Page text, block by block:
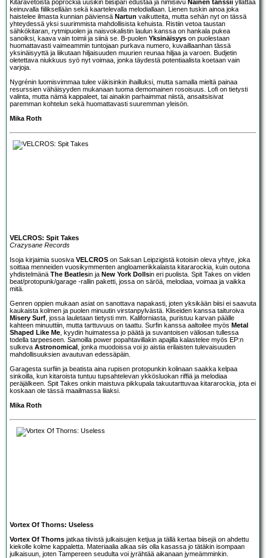
Kitaravetoista poprockia uusikin biisipari edustaa ja nimisiivu Nainen tanssii yllättää
keinuvalla fiiliksellään sekä kaartelevalla melodiallaan. Lienen tuskin ainoa joka
haistelee ilmasta kunnian päiviensä Nartun vaikutteita, mutta sehän nyt on tässä
yhteydessä yksi suurimmista mahdollisista kehuista. Ristiin vetoa taustan
sähkökitaran, rytmipuolen ja naisvokalistin laulun kanssa on hankala pukea
sanoiksi, kaava vain toimii ja siinä se. B-puolen Yksinäisyys on puolestaan
huomattavasti vaimeammin tuntojaan purkava numero, kuvaillaanhan tässä
yksinäisyyttä ja liikutaan hiljaisuuden muurien reunaa hiljaa ja varoen. Budjetin
oletettava niukkuus syö nyt voimaa, jonka täydestä potentiaalista koetaan vain
varjoja.
Nygrénin luomisvimmaa tulee väkisinkin ihailluksi, mutta samalla mieltä painaa
resurssien vähäisyyden mukanaan tuoma demomainen rosoisuus. Lofi on tietysti
valinta, mutta nämä kappaleet, tai ainakin parhaimmat niistä, ansaitsisivat
paremman kohtelun sekä huomattavasti suuremman yleisön.
Mika Roth
VELCROS: Spit Takes
Crazysane Records
Isoja kirjaimia suosiva VELCROS on Saksan Leipzigistä kotoisin oleva yhtye, joka
soittaa menneiden vuosikymmenten angloamerikkalaista kitararockia, kuin outona
yhdistelmänä The Beatlesin ja New York Dollsin eri puolista. Spit Takes on viiden
beat/protopunk/garage -rallin paketti, jossa on säröä, melodiaa, voimaa ja vaikka
mitä.
Genren oppien mukaan asiat on sanottava napakasti, joten yksikään biisi ei saavuta
kaukaista kolmen ja puolen minuutin virstanpylvästä. Kliseiden kanssa taituroiva
Misery Surf , jossa lauletaan tietysti mm. Kaliforniasta, puristuu karvan päälle
kahteen minuuttiin, mutta tarttuvuus on taattu. Surfin kanssa aaltoilee myös Metal
Shaped Like Me , kyydin huimatessa jo päätä ja suvantoisen väliosan tullessa
todella tarpeeseen. Samoilla power popahtavillakin apajilla kalastelee myös EP:n
sulkeva Astronomical , jonka muodoissa voi jo aistia erilaisten tulevaisuuden
mahdollisuuksien avautuvan edessäpäin.
Garagesta surfiin ja beatista aina rupisen protopunkin kolinaan saakka kelpaa
sinkoilla, kun kitaroista tuntuu tupsahtelevan ykkösluokan riffiä ja melodiaa
peräjälkeen. Spit Takes onkin maistuva pikkupala takuutarttuvaa kitararockia, jota ei
koskaan ole tässä maailmassa liiaksi.
Mika Roth
Vortex Of Thorns: Useless
Vortex Of Thorns jatkaa tiivistä julkaisujen ketjua ja tällä kertaa biisejä on ahdettu
kiekolle kolme kappaletta. Materiaalia alkaa siis olla kasassa jo tätäkin isompaan
julkaisuun, joten Tampereen seudulta voi jyrähtää aikanaan jymeämminkin.